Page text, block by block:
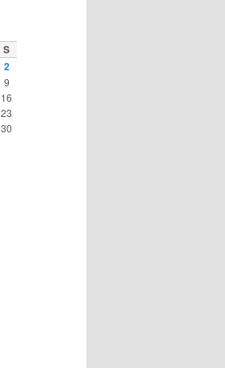
S
2
9
16
23
30